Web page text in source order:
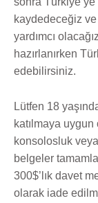
kaydedeceğiz ve
yardımcı
hazırlanırken
edebilirsiniz.
Lütfen 18
katılmaya uygun
konsolosluk
belgeler
300$’lık davet
olarak iade